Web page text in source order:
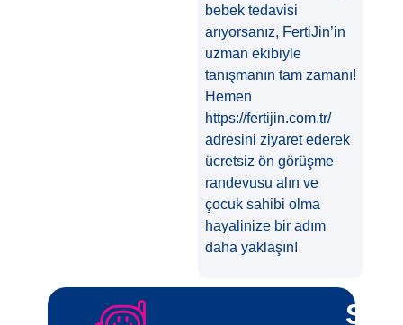
bebek tedavisi
arıyorsanız, FertiJin’in
uzman ekibiyle
tanışmanın tam zamanı!
Hemen
https://fertijin.com.tr/
adresini ziyaret ederek
ücretsiz ön görüşme
randevusu alın ve
çocuk sahibi olma
hayalinize bir adım
daha yaklaşın!
Sizi